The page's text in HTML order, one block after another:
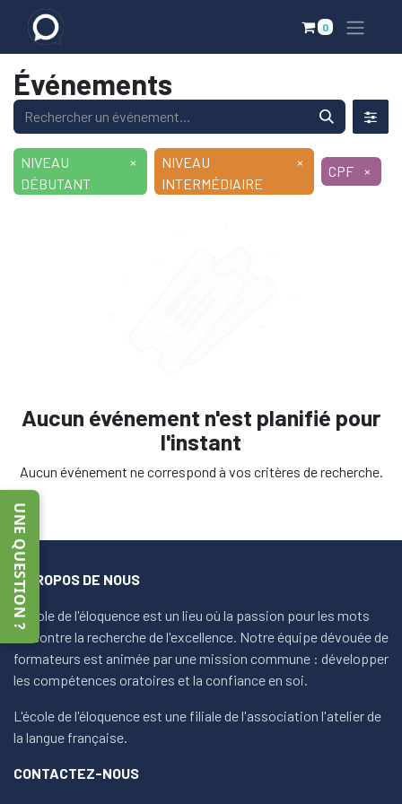
UNE QUESTION ?
0
Événements
NIVEAU
DÉBUTANT
×
NIVEAU
INTERMÉDIAIRE
×
CPF ×
Aucun événement n'est planifié pour
l'instant
Aucun événement ne correspond à vos critères de recherche.
À PROPOS DE NOUS
L'école de l'éloquence est un lieu où la passion pour les mots
rencontre la recherche de l'excellence. Notre équipe dévouée de
formateurs est animée par une mission commune : développer
les compétences oratoires et la confiance en soi.
L'école de l'éloquence est une filiale de l'association l'atelier de
la langue française.
CONTACTEZ-NOUS